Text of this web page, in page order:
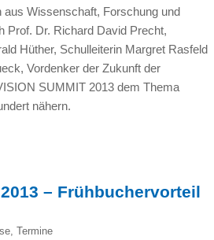
Wissenschaft, Forschung und
Prof. Dr. Richard David Precht,
Hüther, Schulleiterin Margret Rasfeld
Vordenker der Zukunft der
SUMMIT2013 dem Thema
nähern.
2013 – Frühbuchervorteil
, Termine